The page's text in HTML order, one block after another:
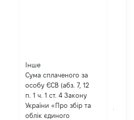
Інше
Сума сплаченого за
особу ЄСВ (абз. 7, 12
п. 1 ч. 1 ст. 4 Закону
України «Про збір та
облік єдиного
93300